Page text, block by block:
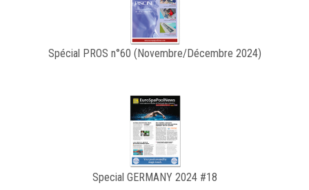
Spécial PROS n°60 (Novembre/Décembre 2024)
Special GERMANY 2024 #18